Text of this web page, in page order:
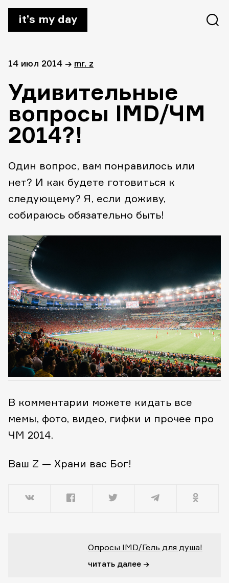
it’s my day
14 июл 2014 → mr. z
Удивительные
вопросы IMD/ЧМ
2014?!
Один вопрос, вам понравилось или
нет? И как будете готовиться к
следующему? Я, если доживу,
собираюсь обязательно быть!
В комментарии можете кидать все
мемы, фото, видео, гифки и прочее про
ЧМ 2014.
Ваш Z — Храни вас Бог!
Опросы IMD/Гель для душа!
читать далее →